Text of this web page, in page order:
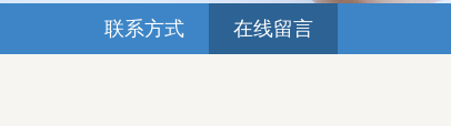
联系方式 在线留言